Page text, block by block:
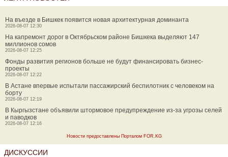
На въезде в Бишкек появится новая архитектурная доминанта
2026-08-07 12:30
На капремонт дорог в Октябрьском районе Бишкека выделяют 147
миллионов сомов
2026-08-07 12:25
Фонды развития регионов больше не будут финансировать бизнес-
проекты
2026-08-07 12:22
В Астане впервые испытали пассажирский беспилотник с человеком на
борту
2026-08-07 12:19
В Кыргызстане объявили штормовое предупреждение из-за угрозы селей
и паводков
2026-08-07 12:16
Новости предоставлены Порталом FOR.KG
ДИСКУССИИ